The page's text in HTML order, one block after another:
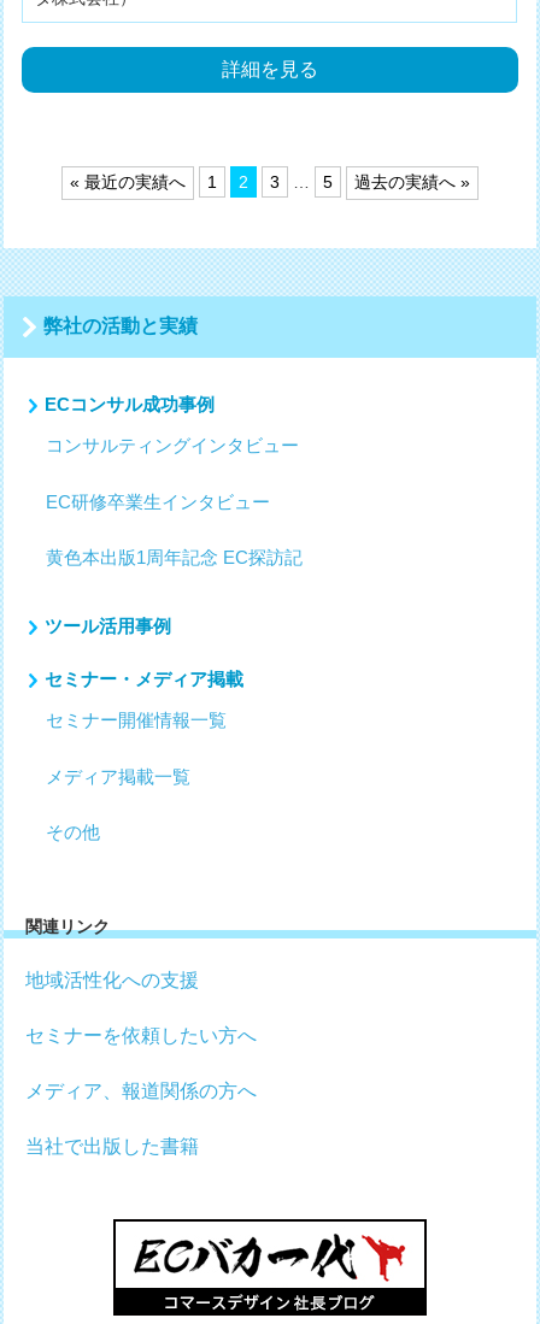
詳細を見る
投
稿
の
ペ
ー
ジ
送
り
« 最近の実績へ 1 2 3 5 過去の実績へ »
弊社の活動と実績
ECコンサル成功事例
コンサルティングインタビュー
EC研修卒業生インタビュー
黄色本出版1周年記念 EC探訪記
ツール活用事例
セミナー・メディア掲載
セミナー開催情報一覧
メディア掲載一覧
その他
関連リンク
地域活性化への支援
セミナーを依頼したい方へ
メディア、報道関係の方へ
当社で出版した書籍